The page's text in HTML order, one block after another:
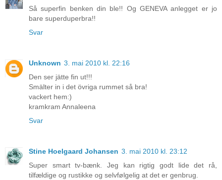
Så superfin benken din ble!! Og GENEVA anlegget er jo
bare superduperbra!!
Svar
Unknown 3. mai 2010 kl. 22:16
Den ser jätte fin ut!!!
Smälter in i det övriga rummet så bra!
vackert hem:)
kramkram Annaleena
Svar
Stine Hoelgaard Johansen 3. mai 2010 kl. 23:12
Super smart tv-bænk. Jeg kan rigtig godt lide det rå,
tilfældige og rustikke og selvfølgelig at det er genbrug.